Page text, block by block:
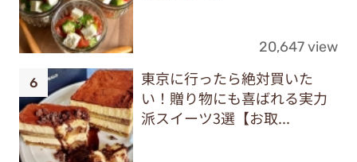
20,647 view
東京に行ったら絶対買いた
い！贈り物にも喜ばれる実力
派スイーツ3選【お取...